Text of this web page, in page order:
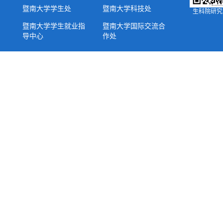
暨南大学学生处
暨南大学学生就业指
导中心
暨南大学科技处
暨南大学国际交流合
作处
生科院研